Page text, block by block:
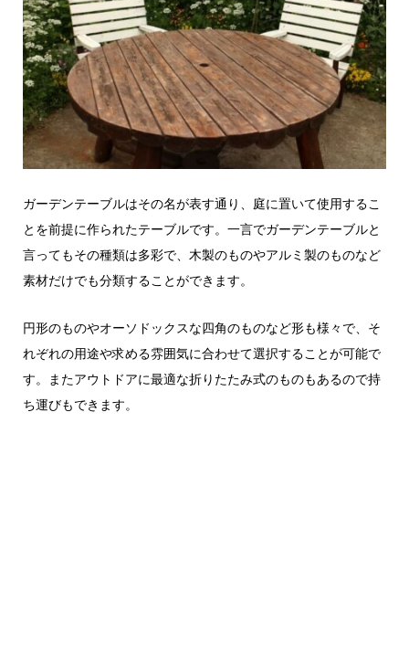
ガーデンテーブルはその名が表す通り、庭に置いて使用するこ
とを前提に作られたテーブルです。一言でガーデンテーブルと
言ってもその種類は多彩で、木製のものやアルミ製のものなど
素材だけでも分類することができます。
円形のものやオーソドックスな四角のものなど形も様々で、そ
れぞれの用途や求める雰囲気に合わせて選択することが可能で
す。またアウトドアに最適な折りたたみ式のものもあるので持
ち運びもできます。